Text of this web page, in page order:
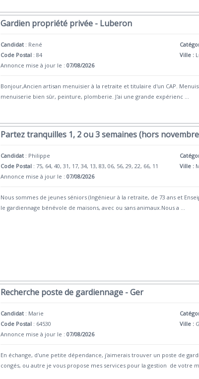
Gardien propriété privée - Luberon
Candidat : René
Code Postal : 84
Annonce mise à jour le :07/08/2026
Ville :
Bonjour,Ancien artisan menuisier à la retraite et titulaire d'un CAP.
menuiserie bien sûr, peinture, plomberie. J'ai une grande expérienc ...
Partez tranquilles 1, 2 ou 3 semaines (hors
Candidat : Philippe
Code Postal : 75, 64, 40, 31, 17, 34, 13, 83, 06, 56, 29, 22, 66, 11
Annonce mise à jour le :07/08/2026
Ville :
Nous sommes de jeunes séniors (Ingénieur à la retraite, de 73 ans et
le gardiennage bénévole de maisons, avec ou sans animaux.Nous a ...
Recherche poste de gardiennage - Ger
Candidat : Marie
Code Postal : 64530
Annonce mise à jour le :07/08/2026
Ville :
En échange, d'une petite dépendance, j'aimerais trouver un poste de
congés, ou autre je vous propose mes services pour la gestion de votre m